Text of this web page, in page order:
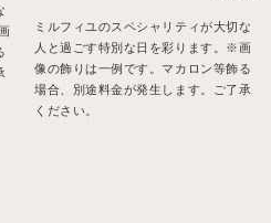
ミルフィユのスペシャリティが大切な
人と過ごす特別な日を彩ります。※画
像の飾りは一例です。マカロン等飾る
場合、別途料金が発生します。ご了承
ください。